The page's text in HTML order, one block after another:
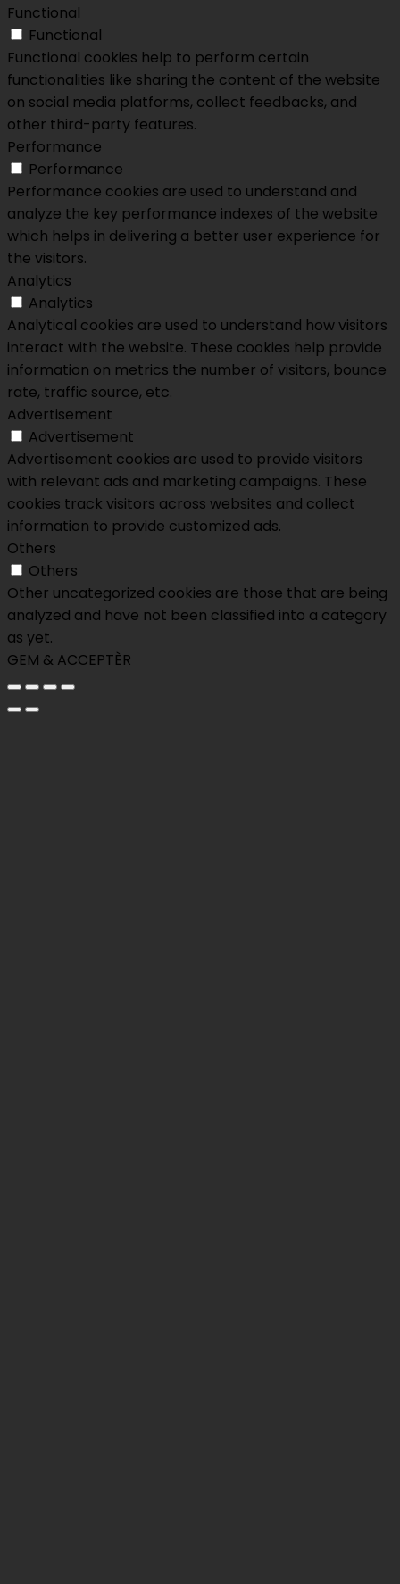
Functional
Functional
Functional cookies help to perform certain
functionalities like sharing the content of the website
on social media platforms, collect feedbacks, and
other third-party features.
Performance
Performance
Performance cookies are used to understand and
analyze the key performance indexes of the website
which helps in delivering a better user experience for
the visitors.
Analytics
Analytics
Analytical cookies are used to understand how visitors
interact with the website. These cookies help provide
information on metrics the number of visitors, bounce
rate, traffic source, etc.
Advertisement
Advertisement
Advertisement cookies are used to provide visitors
with relevant ads and marketing campaigns. These
cookies track visitors across websites and collect
information to provide customized ads.
Others
Others
Other uncategorized cookies are those that are being
analyzed and have not been classified into a category
as yet.
GEM & ACCEPTÈR